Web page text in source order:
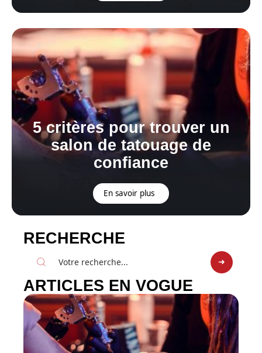
5 critères pour trouver un
salon de tatouage de
confiance
En savoir plus
RECHERCHE
ARTICLES EN VOGUE